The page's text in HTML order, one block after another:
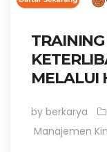
MELALUI
by berkarya
Manajemen